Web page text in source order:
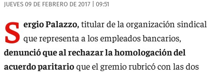
JUEVES 09 DE FEBRERO DE 2017 | 09:51
S ergio Palazzo,titular de la organización sindical
que representa a los empleados bancarios,
denunció que al rechazar la homologación del
acuerdo paritarioque el gremio rubricó con las dos